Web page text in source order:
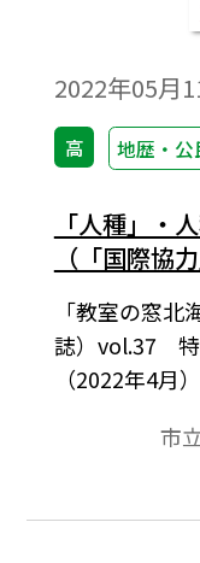
2022年05月
高 地歴・公
「人種」・
（「国際協
「教室の窓
誌）vol.37 特
（2022年4月
に、人種差
東京オリンピ
市